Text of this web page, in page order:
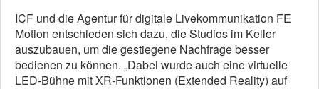
ICF und die Agentur für digitale Livekommunikation FE
Motion entschieden sich dazu, die Studios im Keller
auszubauen, um die gestiegene Nachfrage besser
bedienen zu können. „Dabei wurde auch eine virtuelle
LED-Bühne mit XR-Funktionen (Extended Reality) auf